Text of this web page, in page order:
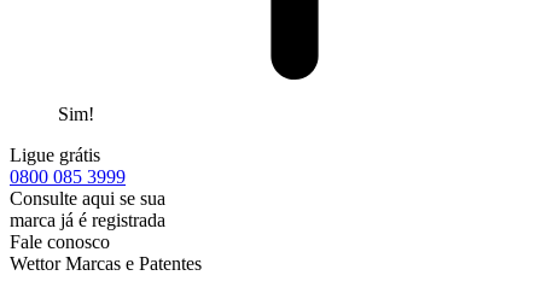
Sim!
Ligue grátis
0800 085 3999
Consulte aqui se sua
marca já é registrada
Fale conosco
Wettor Marcas e Patentes